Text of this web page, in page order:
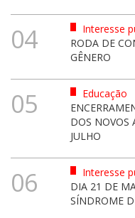
04
Interesse
RODA DE
GÊNERO
05
Educação
DOS NOVOS
JULHO
06
Interesse
DIA 21 DE
SÍNDROME